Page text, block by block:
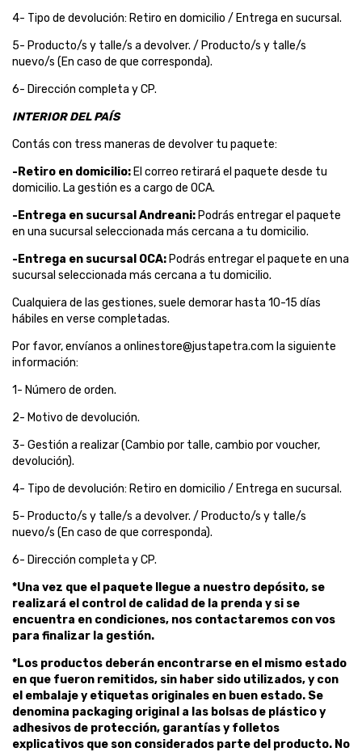
4- Tipo de devolución: Retiro en domicilio / Entrega en sucursal.
5- Producto/s y talle/s a devolver. / Producto/s y talle/s
nuevo/s (En caso de que corresponda).
6- Dirección completa y CP.
INTERIOR DEL PAÍS
Contás con tress maneras de devolver tu paquete:
-Retiro en domicilio: El correo retirará el paquete desde tu
domicilio. La gestión es a cargo de OCA.
-Entrega en sucursal Andreani: Podrás entregar el paquete
en una sucursal seleccionada más cercana a tu domicilio.
-Entrega en sucursal OCA: Podrás entregar el paquete en una
sucursal seleccionada más cercana a tu domicilio.
Cualquiera de las gestiones, suele demorar hasta 10-15 días
hábiles en verse completadas.
Por favor, envíanos a onlinestore@justapetra.com la siguiente
información:
1- Número de orden.
2- Motivo de devolución.
3- Gestión a realizar (Cambio por talle, cambio por voucher,
devolución).
4- Tipo de devolución: Retiro en domicilio / Entrega en sucursal.
5- Producto/s y talle/s a devolver. / Producto/s y talle/s
nuevo/s (En caso de que corresponda).
6- Dirección completa y CP.
*Una vez que el paquete llegue a nuestro depósito, se
realizará el control de calidad de la prenda y si se
encuentra en condiciones, nos contactaremos con vos
para finalizar la gestión.
*Los productos deberán encontrarse en el mismo estado
en que fueron remitidos, sin haber sido utilizados, y con
el embalaje y etiquetas originales en buen estado. Se
denomina packaging original a las bolsas de plástico y
adhesivos de protección, garantías y folletos
explicativos que son considerados parte del producto. No